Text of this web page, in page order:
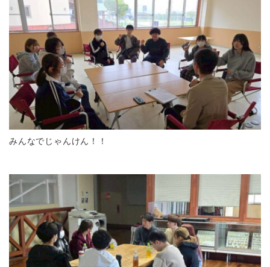
みんなでじゃんけん！！